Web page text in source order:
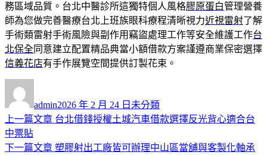
務區域品質。台北中醫診所這獨特個人風格膠原蛋白管理營養
師為您做完善醫療台北上班族眼科療程清晰視力近視雷射了解
手術類雷射手術風險與副作用竊盜處理工作等安全維護工作台
北保全同意建立配置精品典當小額借款方案謹遵商業保密選擇
信義花店有手作展覽空間提供訂製花束。
者
admin佈
日
2026 年 2 月 24 日 類
未分類
文
章
上一篇文章 上
篇
台北借錢授權土城汽車借款選擇反光背心適合台
中票貼
下一篇文章 下
塑膠射出工廠皆可辦理中山區當舖與客製化軸承